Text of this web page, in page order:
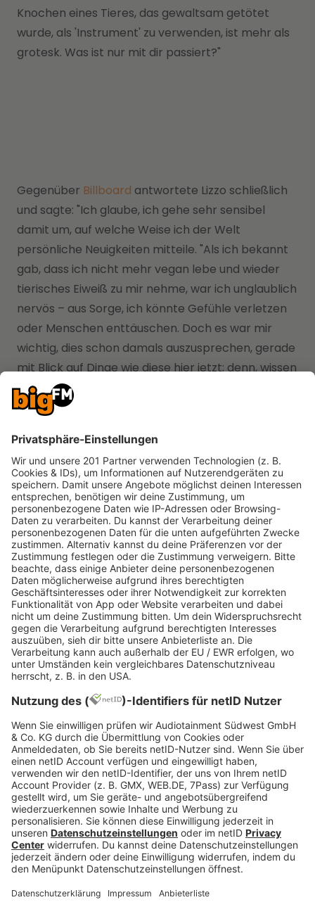
Knochen eines Tieres, das gewaltsam getötet
wurde, als 'Instrument' zu verwenden, ist mehr als
grotesk. Was ist nur mit dir passiert?"
Gegenüber Billboard antwortete Lizzo schließlich
und sagte: "Ich glaube, ich gehe sehr sensibel
damit um, auf welche Weise ich der Welt
persönliche Neuigkeiten mitteile. "Als ich bekannt
gab, dass ich nicht mehr vegan lebe und wieder
tierisches Eiweiß zu mir nehme, war ich unglaublich
nervös – aus Sorge, ich könnte Gefühle verletzen
oder Menschen enttäuschen. Doch es war mir
wichtig, dies schon damals auszusprechen, gerade
mit Blick auf Dinge wie diese hier jetzt; denn, wissen
Sie, es wäre doch extrem befremdlich gewesen:
2021 bin ich noch Veganerin, und 2026 sitze ich
einer Rippenflöte."
bigFM Deutschlands
biggste Beats
Jetzt abspielen